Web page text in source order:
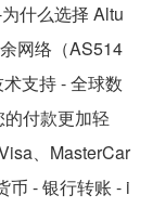
什么选择 Altu
网络（AS514
支持 - 全球数
付款更加轻
、MasterCar
币 - 银行转账 - i